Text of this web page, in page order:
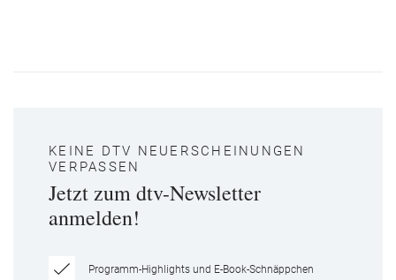
KEINE DTV NEUERSCHEINUNGEN
VERPASSEN
Jetzt zum dtv-Newsletter
anmelden!
Programm-Highlights und E-Book-Schnäppchen